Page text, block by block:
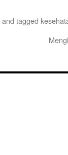
and tagged